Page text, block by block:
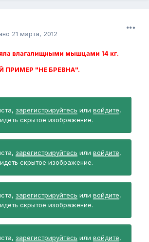
21 марта, 2012
влагалищными мышцами 14 кг.
ПРИМЕР "НЕ БРЕВНА".
зарегистрируйтесь или войдите,
скрытое изображение.
зарегистрируйтесь или войдите,
скрытое изображение.
зарегистрируйтесь или войдите,
скрытое изображение.
зарегистрируйтесь или войдите,